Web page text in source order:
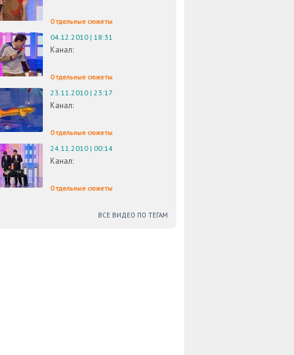
Отдельные сюжеты
04.12.2010 | 18:31
Канал:
Отдельные сюжеты
23.11.2010 | 23:17
Канал:
Отдельные сюжеты
24.11.2010 | 00:14
Канал:
Отдельные сюжеты
ВСЕ ВИДЕО ПО ТЕГАМ